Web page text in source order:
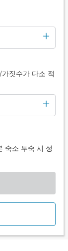
짓수가 다소 적
숙소 투숙 시 성